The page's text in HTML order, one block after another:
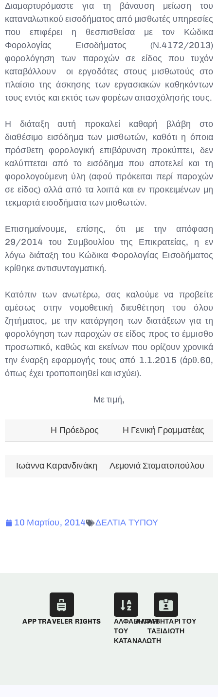
Διαμαρτυρόμαστε για τη βάναυση μείωση του
καταναλωτικού εισοδήματος από μισθωτές υπηρεσίες
που επιφέρει η θεσπισθείσα με τον Κώδικα
Φορολογίας Εισοδήματος (Ν.4172/2013)
φορολόγηση των παροχών σε είδος που τυχόν
καταβάλλουν οι εργοδότες στους μισθωτούς στο
πλαίσιο της άσκησης των εργασιακών καθηκόντων
τους εντός και εκτός των φορέων απασχόλησής τους.
Η διάταξη αυτή προκαλεί καθαρή βλάβη στο
διαθέσιμο εισόδημα των μισθωτών, καθότι η όποια
πρόσθετη φορολογική επιβάρυνση προκύπτει, δεν
καλύπτεται από το εισόδημα που αποτελεί και τη
φορολογούμενη ύλη (αφού πρόκειται περί παροχών
σε είδος) αλλά από τα λοιπά και εν προκειμένων μη
τεκμαρτά εισοδήματα των μισθωτών.
Επισημαίνουμε, επίσης, ότι με την απόφαση
29/2014 του Συμβουλίου της Επικρατείας, η εν
λόγω διάταξη του Κώδικα Φορολογίας Εισοδήματος
κρίθηκε αντισυνταγματική.
Κατόπιν των ανωτέρω, σας καλούμε να προβείτε
αμέσως στην νομοθετική διευθέτηση του όλου
ζητήματος, με την κατάργηση των διατάξεων για τη
φορολόγηση των παροχών σε είδος προς το έμμισθο
προσωπικό, καθώς και εκείνων που ορίζουν χρονικά
την έναρξη εφαρμογής τους από 1.1.2015 (άρθ.60,
όπως έχει τροποποιηθεί και ισχύει).
Με τιμή,
Η Πρόεδρος Η Γενική Γραμματέας
Ιωάννα Καρανδινάκη Λεμονιά Σταματοπούλου
10 Μαρτίου, 2014 ΔΕΛΤΙΑ ΤΥΠΟΥ
APP TRAVELER RIGHTS
ΑΛΦΑΒΗΤΑΡΙ
ΤΟΥ
ΚΑΤΑΝΑΛΩΤΗ
ΑΛΦΑΒΗΤΑΡΙ ΤΟΥ
ΤΑΞΙΔΙΩΤΗ